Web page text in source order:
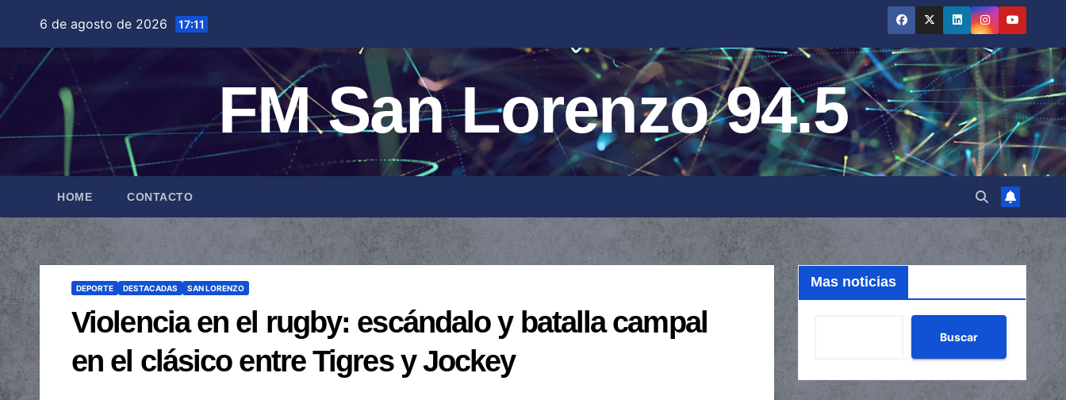
contenido
6 de agosto de 2026 17:11
FM San Lorenzo 94.5
HOME CONTACTO
DEPORTE DESTACADAS SAN LORENZO
Violencia en el rugby: escándalo y batalla campal
en el clásico entre Tigres y Jockey
Mas noticias
Buscar